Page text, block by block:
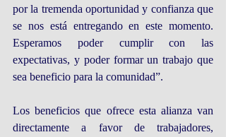
por la tremenda oportunidad y confianza que
se nos está entregando en este momento.
Esperamos poder cumplir con las
expectativas, y poder formar un trabajo que
sea beneficio para la comunidad”.
Los beneficios que ofrece esta alianza van
directamente a favor de trabajadores,